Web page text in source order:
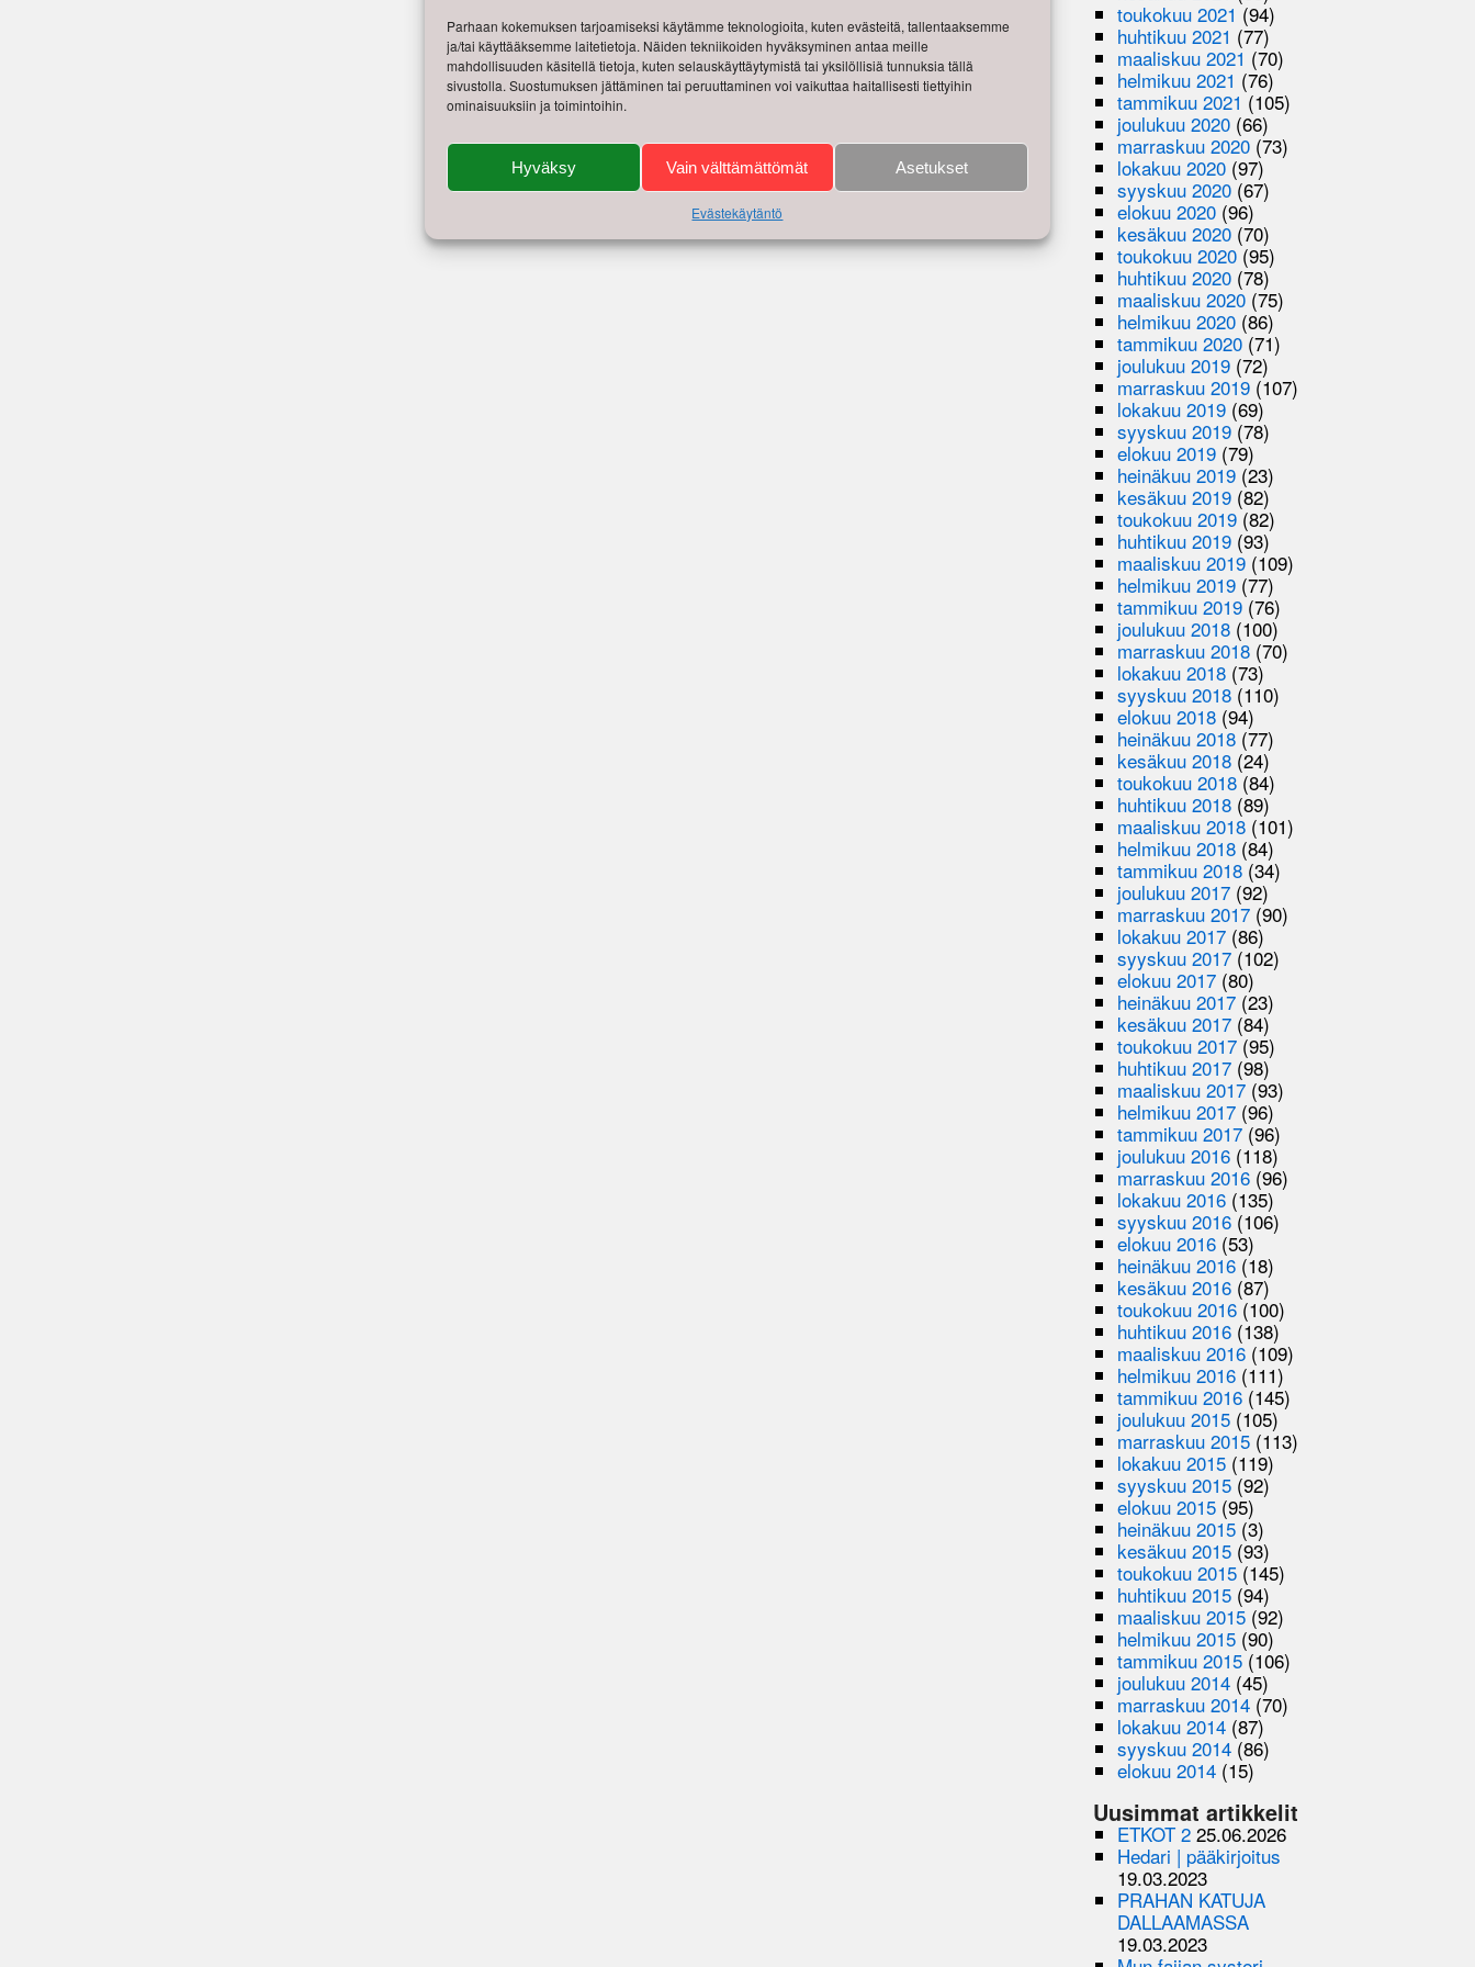
Parhaan kokemuksen tarjoamiseksi käytämme teknologioita, kuten evästeitä, tallentaaksemme
ja/tai käyttääksemme laitetietoja. Näiden tekniikoiden hyväksyminen antaa meille
mahdollisuuden käsitellä tietoja, kuten selauskäyttäytymistä tai yksilöllisiä tunnuksia tällä
sivustolla. Suostumuksen jättäminen tai peruuttaminen voi vaikuttaa haitallisesti tiettyihin
ominaisuuksiin ja toimintoihin.
Hyväksy Vain välttämättömät Asetukset
Evästekäytäntö
toukokuu 2021 (94)
huhtikuu 2021 (77)
maaliskuu 2021 (70)
helmikuu 2021 (76)
tammikuu 2021 (105)
joulukuu 2020 (66)
marraskuu 2020 (73)
lokakuu 2020 (97)
syyskuu 2020(67)
elokuu 2020 (96)
kesäkuu 2020 (70)
toukokuu 2020(95)
huhtikuu 2020 (78)
maaliskuu 2020 (75)
helmikuu 2020 (86)
tammikuu 2020(71)
joulukuu 2019 (72)
marraskuu 2019 (107)
lokakuu 2019 (69)
syyskuu 2019(78)
elokuu 2019 (79)
heinäkuu 2019 (23)
kesäkuu 2019 (82)
toukokuu 2019(82)
huhtikuu 2019 (93)
maaliskuu 2019 (109)
helmikuu 2019 (77)
tammikuu 2019(76)
joulukuu 2018 (100)
marraskuu 2018 (70)
lokakuu 2018 (73)
syyskuu 2018(110)
elokuu 2018 (94)
heinäkuu 2018 (77)
kesäkuu 2018 (24)
toukokuu 2018(84)
huhtikuu 2018 (89)
maaliskuu 2018 (101)
helmikuu 2018 (84)
tammikuu 2018(34)
joulukuu 2017 (92)
marraskuu 2017 (90)
lokakuu 2017 (86)
syyskuu 2017(102)
elokuu 2017 (80)
heinäkuu 2017 (23)
kesäkuu 2017 (84)
toukokuu 2017(95)
huhtikuu 2017 (98)
maaliskuu 2017 (93)
helmikuu 2017 (96)
tammikuu 2017(96)
joulukuu 2016 (118)
marraskuu 2016 (96)
lokakuu 2016 (135)
syyskuu 2016(106)
elokuu 2016 (53)
heinäkuu 2016 (18)
kesäkuu 2016 (87)
toukokuu 2016(100)
huhtikuu 2016 (138)
maaliskuu 2016 (109)
helmikuu 2016 (111)
tammikuu 2016(145)
joulukuu 2015 (105)
marraskuu 2015 (113)
lokakuu 2015 (119)
syyskuu 2015(92)
elokuu 2015 (95)
heinäkuu 2015 (3)
kesäkuu 2015 (93)
toukokuu 2015(145)
huhtikuu 2015 (94)
maaliskuu 2015 (92)
helmikuu 2015 (90)
tammikuu 2015(106)
joulukuu 2014 (45)
marraskuu 2014 (70)
lokakuu 2014 (87)
syyskuu 2014(86)
elokuu 2014 (15)
Uusimmat artikkelit
ETKOT 2 25.06.2026
Hedari | pääkirjoitus
19.03.2023
PRAHAN KATUJA
DALLAAMASSA
19.03.2023